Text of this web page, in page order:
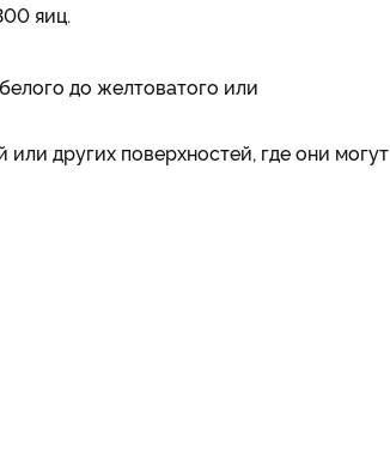
яиц.
до желтоватого или
других поверхностей, где они могут